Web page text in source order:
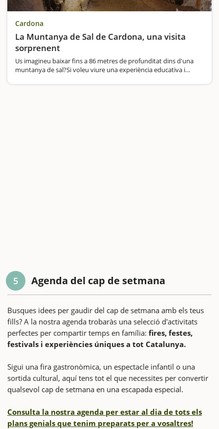
Cardona
La Muntanya de Sal de Cardona, una visita
sorprenent
Us imagineu baixar fins a 86 metres de profunditat dins d'una
muntanya de sal?Si voleu viure una experiència educativa i
5 Agenda del cap de setmana
Busques idees per gaudir del cap de setmana amb els teus
fills? A la nostra agenda trobaràs una selecció d'activitats
perfectes per compartir temps en família: fires, festes,
festivals i experiències úniques a tot Catalunya.
Sigui una fira gastronòmica, un espectacle infantil o una
sortida cultural, aquí tens tot el que necessites per convertir
qualsevol cap de setmana en una escapada especial.
Consulta la nostra agenda per estar al dia de tots els
plans genials que tenim preparats per a vosaltres!